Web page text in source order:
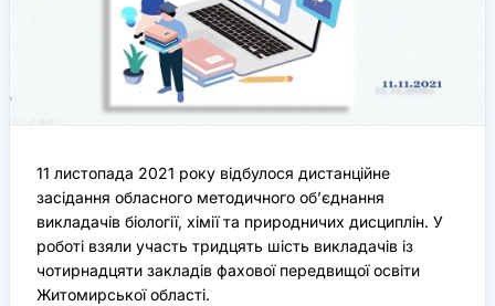
11 листопада 2021 року відбулося дистанційне
засідання обласного методичного об’єднання
викладачів біології, хімії та природничих дисциплін. У
роботі взяли участь тридцять шість викладачів із
чотирнадцяти закладів фахової передвищої освіти
Житомирської області.